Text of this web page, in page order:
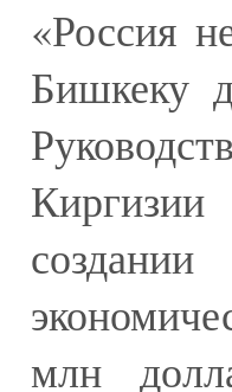
«Россия
Бишкеку
млн